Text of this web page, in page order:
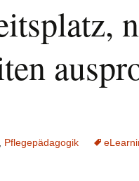
Pflegepädagogik